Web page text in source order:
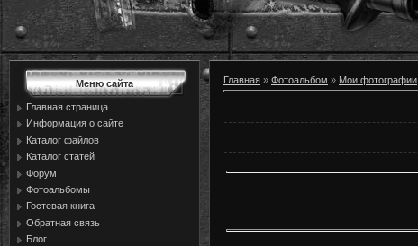
Меню сайта
Главная страница
Информация о сайте
Каталог файлов
Каталог статей
Форум
Фотоальбомы
Гостевая книга
Обратная связь
Блог
Главная » Фотоальбом » Мои фотографии